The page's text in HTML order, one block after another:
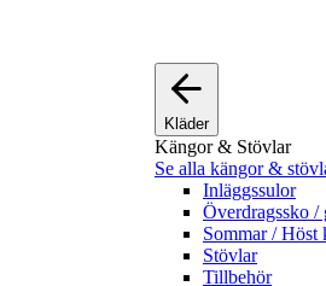
Kläder
Kängor & Stövlar
Se alla kängor &
Inläggssulor
Överdragssko /
Sommar / Höst
Stövlar
Tillbehör